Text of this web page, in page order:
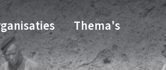
Thema's